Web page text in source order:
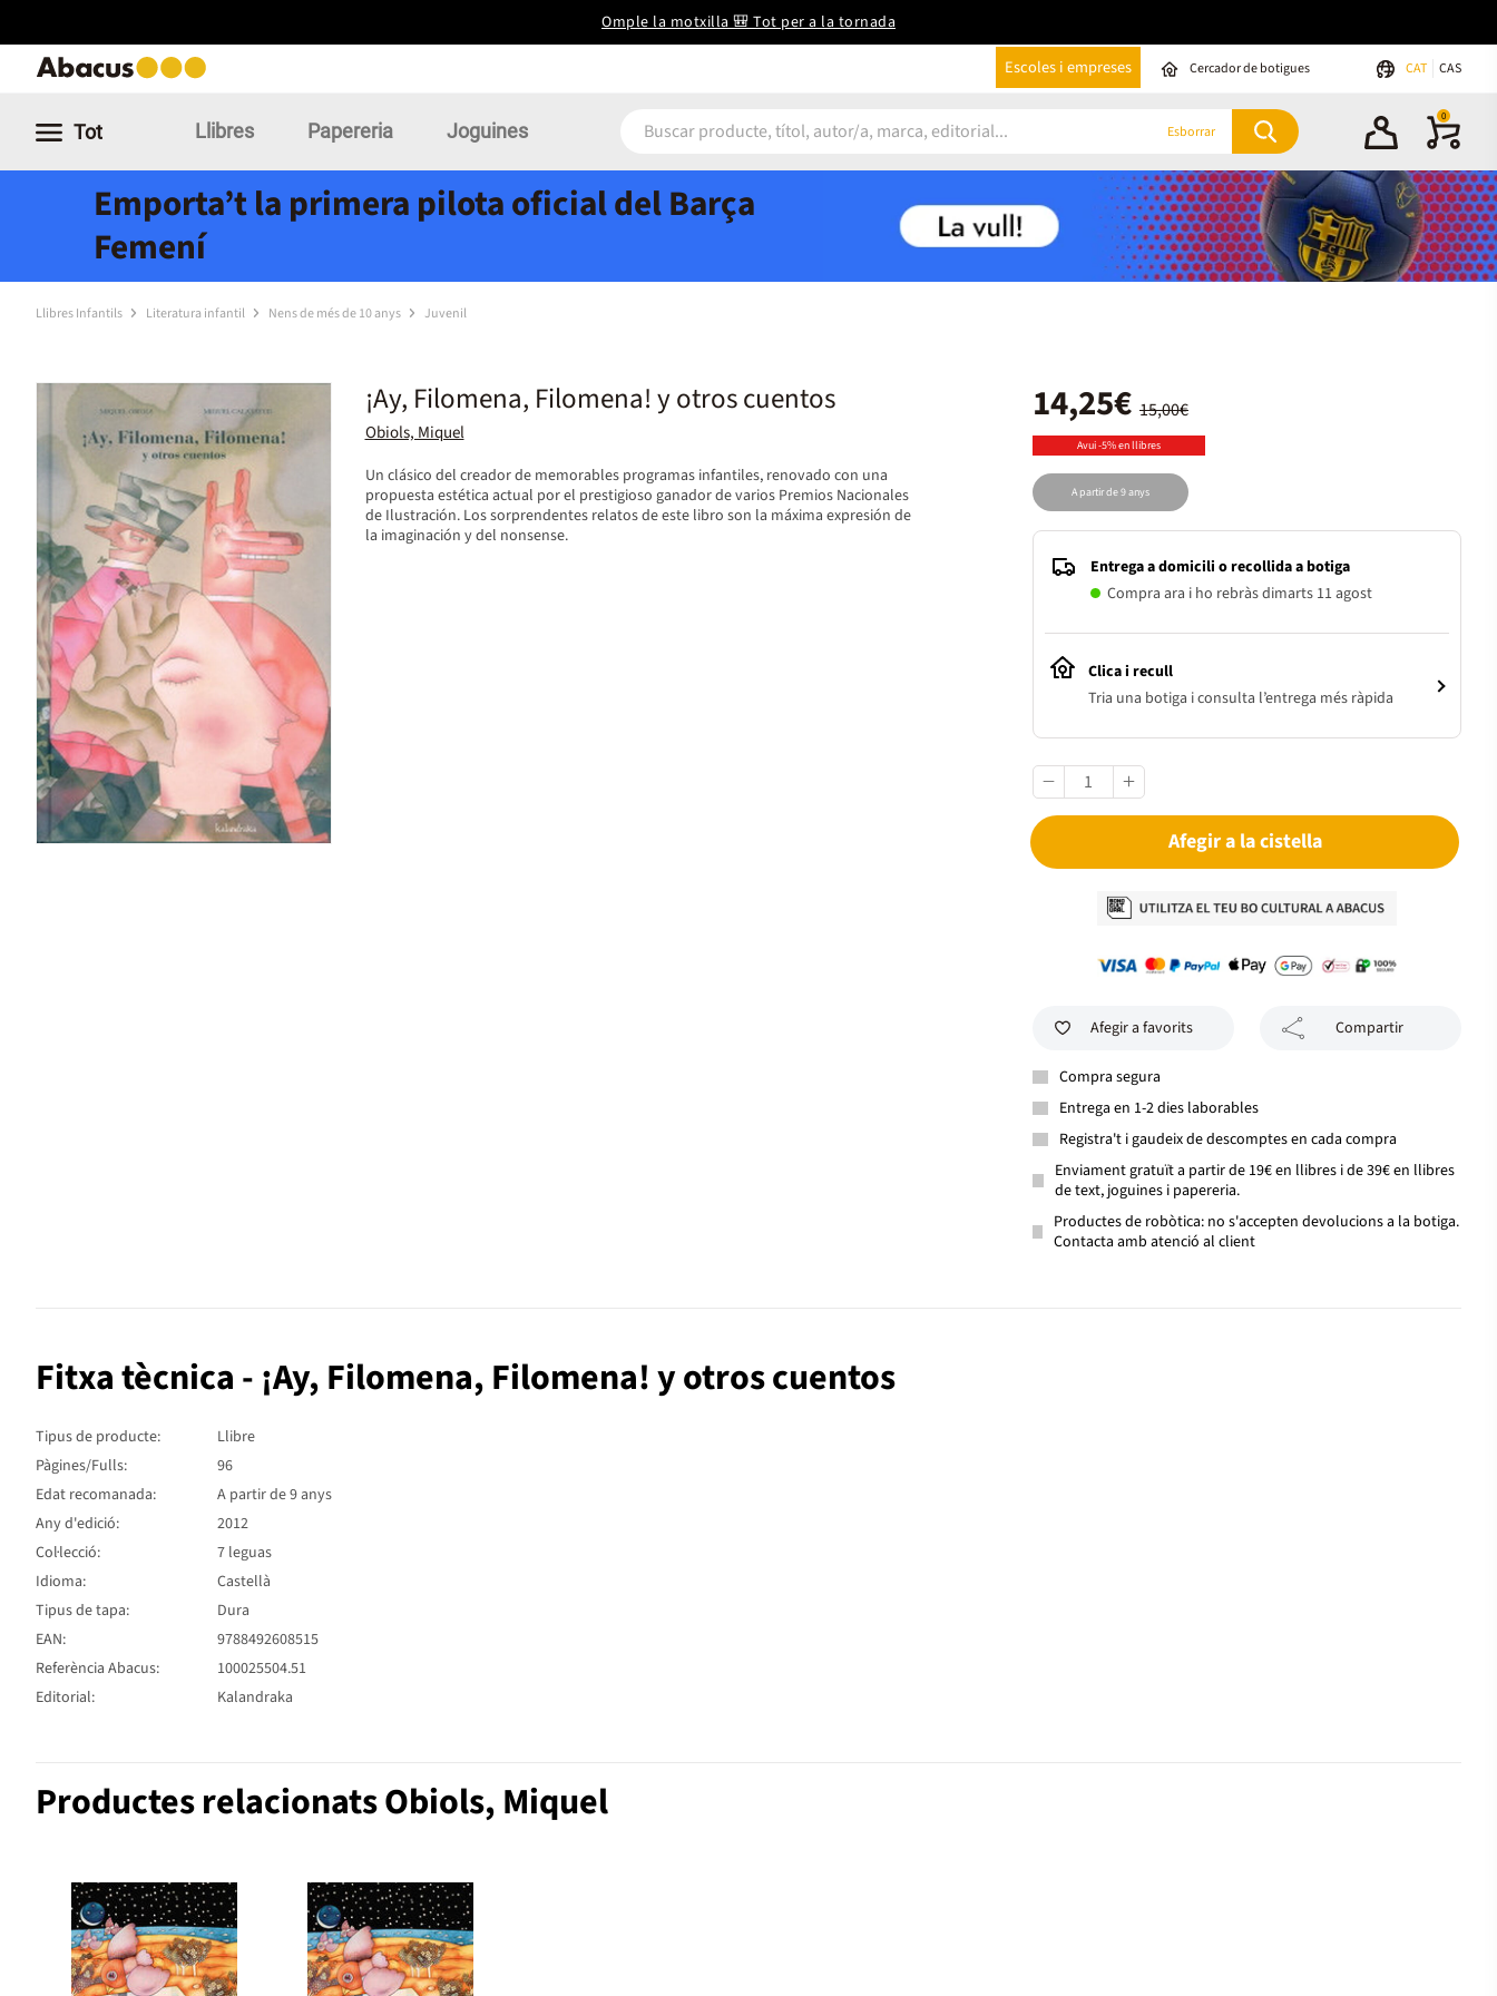
Omple la motxilla 🎒 Tot per a la tornada
Escoles i empreses Cercador de botigues CAT CAS
Tot Llibres Papereria Joguines Esborrar
0
Emporta’t la primera pilota oficial del Barça
Femení
Llibres Infantils Literatura infantil Nens de més de 10 anys Juvenil
¡Ay, Filomena, Filomena! y otros cuentos
Obiols, Miquel
Un clásico del creador de memorables programas infantiles, renovado con una
propuesta estética actual por el prestigioso ganador de varios Premios Nacionales
de Ilustración. Los sorprendentes relatos de este libro son la máxima expresión de
la imaginación y del nonsense.
15,00€
14,25€
Avui -5% en llibres
A partir de 9 anys
Entrega a domicili o recollida a botiga
Compra ara i ho rebràs dimarts 11 agost
Clica i recull
Tria una botiga i consulta l’entrega més ràpida
Afegir a la cistella
Afegir a favorits Compartir
Compra segura
Entrega en 1-2 dies laborables
Registra't i gaudeix de descomptes en cada compra
Enviament gratuït a partir de 19€ en llibres i de 39€ en llibres
de text, joguines i papereria.
Productes de robòtica: no s'accepten devolucions a la botiga.
Contacta amb atenció al client
Fitxa tècnica - ¡Ay, Filomena, Filomena! y otros cuentos
Tipus de producte:
Llibre
Pàgines/Fulls:
96
Edat recomanada:
A partir de 9 anys
Any d'edició:
2012
Col·lecció:
7 leguas
Idioma:
Castellà
Tipus de tapa:
Dura
EAN:
9788492608515
Referència Abacus:
100025504.51
Editorial:
Kalandraka
Productes relacionats Obiols, Miquel